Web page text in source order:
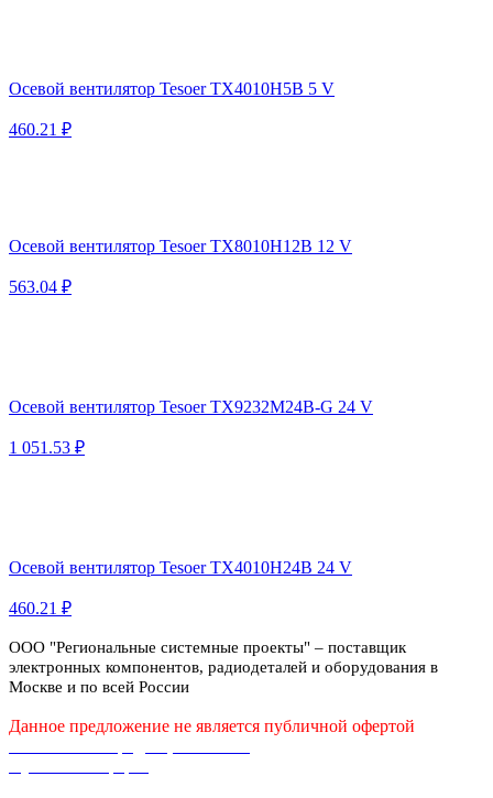
Осевой вентилятор Tesoer TX4010H5B 5 V
460.21 ₽
Осевой вентилятор Tesoer TX8010H12B 12 V
563.04 ₽
Осевой вентилятор Tesoer TX9232M24B-G 24 V
1 051.53 ₽
Осевой вентилятор Tesoer TX4010H24B 24 V
460.21 ₽
ООО "Региональные системные проекты" – поставщик
электронных компонентов, радиодеталей и оборудования в
Москве и по всей России
Данное предложение не является публичной офертой